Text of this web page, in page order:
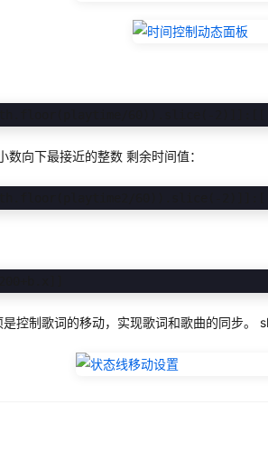
向下最接近的整数 剩余时间值：
控制歌词的移动，实现歌词和歌曲的同步。